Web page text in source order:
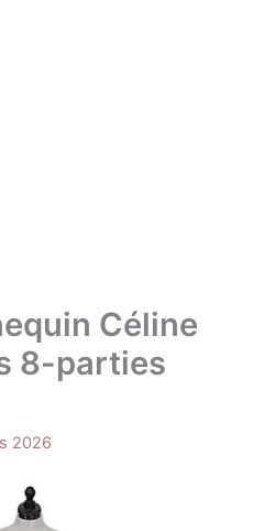
Céline
8-parties
2026